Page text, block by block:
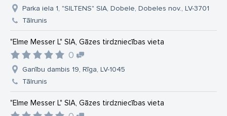
Parka iela 1, "SILTENS" SIA, Dobele, Dobeles nov., LV-3701
Tālrunis
"Elme Messer L" SIA, Gāzes tirdzniecības vieta
0
Ganību dambis 19, Rīga, LV-1045
Tālrunis
"Elme Messer L" SIA, Gāzes tirdzniecības vieta